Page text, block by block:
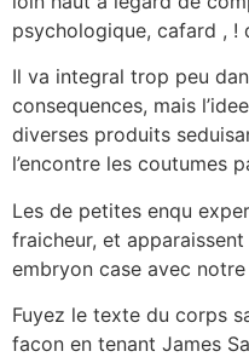
psychologique, cafard , !
Il va integral trop peu
consequences, mais
diverses produits
l’encontre les coutumes
Les de petites enqu
fraicheur, et
embryon case avec
Fuyez le texte du corps
facon en tenant James